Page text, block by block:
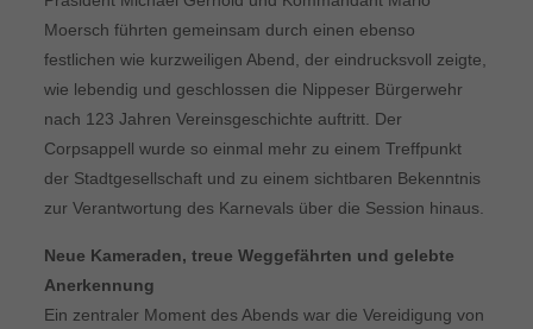
Moersch führten gemeinsam durch einen ebenso
festlichen wie kurzweiligen Abend, der eindrucksvoll zeigte,
wie lebendig und geschlossen die Nippeser Bürgerwehr
nach 123 Jahren Vereinsgeschichte auftritt. Der
Corpsappell wurde so einmal mehr zu einem Treffpunkt
der Stadtgesellschaft und zu einem sichtbaren Bekenntnis
zur Verantwortung des Karnevals über die Session hinaus.
Neue Kameraden, treue Weggefährten und gelebte
Anerkennung
Ein zentraler Moment des Abends war die Vereidigung von